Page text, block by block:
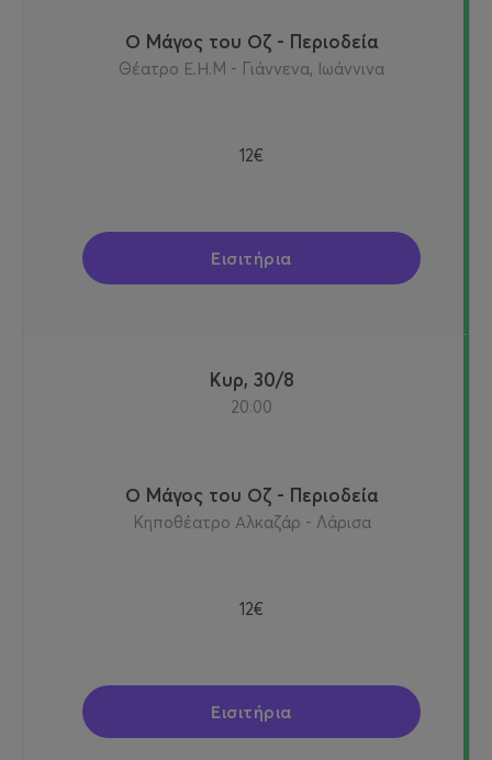
Ο Μάγος του Οζ - Περιοδεία
Θέατρο Ε.Η.Μ - Γιάννενα, Ιωάννινα
12€
Εισιτήρια
Κυρ, 30/8
20:00
Ο Μάγος του Οζ - Περιοδεία
Κηποθέατρο Αλκαζάρ - Λάρισα
12€
Εισιτήρια